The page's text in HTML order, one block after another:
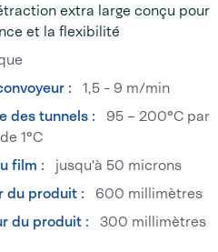
extra large conçu pour
et la flexibilité
:
1,5 - 9 m/min
des tunnels :
95 – 200°C par
1°C
film :
jusqu'à 50 microns
du produit :
600 millimètres
du produit :
300 millimètres